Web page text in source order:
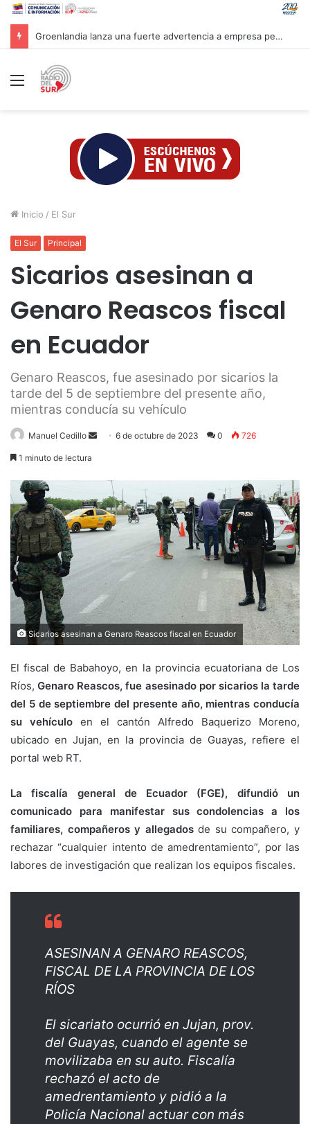
Groenlandia lanza una fuerte advertencia a empresa petrolera vinculada a Trump
Menú
Inicio / El Sur
El Sur Principal
Sicarios asesinan a
Genaro Reascos fiscal
en Ecuador
Genaro Reascos, fue asesinado por sicarios la
tarde del 5 de septiembre del presente año,
mientras conducía su vehículo
Manuel Cedillo
Send6 de octubre de 2023 0 726
1 minuto de lectura
Sicarios asesinan a Genaro Reascos fiscal en Ecuador
El fiscal de Babahoyo, en la provincia ecuatoriana de Los
Ríos,Genaro Reascos, fue asesinado por sicarios la tarde
del 5 de septiembre del presente año, mientras conducía
su vehículo en el cantón Alfredo Baquerizo Moreno,
ubicado en Jujan, en la provincia de Guayas, refiere el
portal web RT.
La fiscalía general de Ecuador (FGE), difundió un
comunicado para manifestar sus condolencias a los
familiares, compañeros y allegadosde su compañero, y
rechazar “cualquier intento de amedrentamiento”, por las
labores de investigación que realizan los equipos fiscales.
ASESINAN A GENARO REASCOS,
FISCAL DE LA PROVINCIA DE LOS
RÍOS
El sicariato ocurrió en Jujan, prov.
del Guayas, cuando el agente se
movilizaba en su auto. Fiscalía
rechazó el acto de
amedrentamiento y pidió a la
Policía Nacional actuar con más